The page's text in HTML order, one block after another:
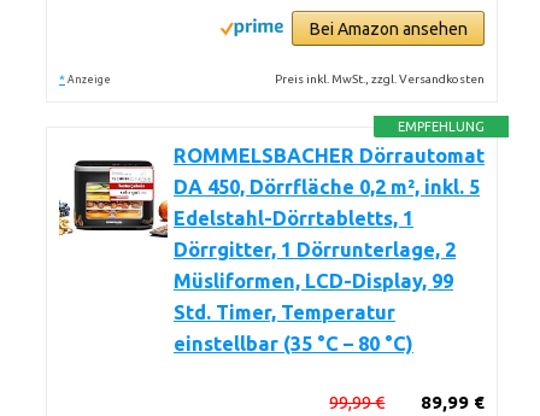
Bei Amazon ansehen
* Anzeige Preis inkl. MwSt., zzgl. Versandkosten
EMPFEHLUNG
ROMMELSBACHER Dörrautomat
DA 450, Dörrfläche 0,2 m², inkl. 5
Edelstahl-Dörrtabletts, 1
Dörrgitter, 1 Dörrunterlage, 2
Müsliformen, LCD-Display, 99
Std. Timer, Temperatur
einstellbar (35 °C – 80 °C)
89,99 €
99,99 €